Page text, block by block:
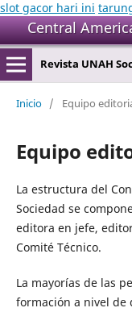
slot gacor hari ini
Central
Revista UNAH
Inicio / Equipo
Equipo
La estructura del
Sociedad se
editora en jefe,
Comité Técnico.
La mayorías de las
formación a nivel de